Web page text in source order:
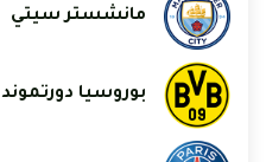
مانشستر سيتي
بوروسيا دورتموند